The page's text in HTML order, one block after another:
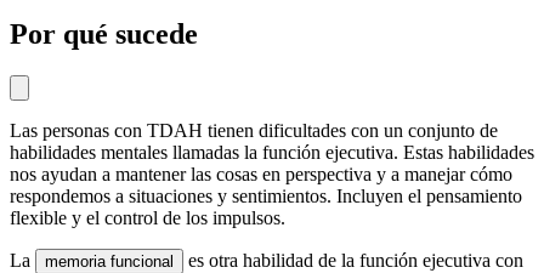
Por qué sucede
Las personas con TDAH tienen dificultades con un conjunto de
habilidades mentales llamadas la función ejecutiva. Estas habilidades
nos ayudan a mantener las cosas en perspectiva y a manejar cómo
respondemos a situaciones y sentimientos. Incluyen el pensamiento
flexible y el control de los impulsos.
La memoria funcional
es otra habilidad de la función ejecutiva con